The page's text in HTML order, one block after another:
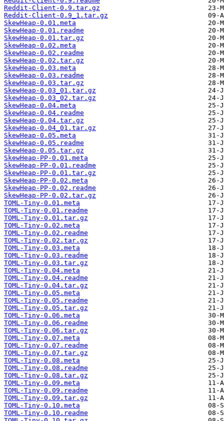
Reddit-Client-0.9.tar.gz
Reddit-Client-0.9_1.tar.gz
SkewHeap-0.01.meta
SkewHeap-0.01.readme
SkewHeap-0.01.tar.gz
SkewHeap-0.02.meta
SkewHeap-0.02.readme
SkewHeap-0.02.tar.gz
SkewHeap-0.03.meta
SkewHeap-0.03.readme
SkewHeap-0.03.tar.gz
SkewHeap-0.03_01.tar.gz
SkewHeap-0.03_02.tar.gz
SkewHeap-0.04.meta
SkewHeap-0.04.readme
SkewHeap-0.04.tar.gz
SkewHeap-0.04_01.tar.gz
SkewHeap-0.05.meta
SkewHeap-0.05.readme
SkewHeap-0.05.tar.gz
SkewHeap-PP-0.01.meta
SkewHeap-PP-0.01.readme
SkewHeap-PP-0.01.tar.gz
SkewHeap-PP-0.02.meta
SkewHeap-PP-0.02.readme
SkewHeap-PP-0.02.tar.gz
TOML-Tiny-0.01.meta
TOML-Tiny-0.01.readme
TOML-Tiny-0.01.tar.gz
TOML-Tiny-0.02.meta
TOML-Tiny-0.02.readme
TOML-Tiny-0.02.tar.gz
TOML-Tiny-0.03.meta
TOML-Tiny-0.03.readme
TOML-Tiny-0.03.tar.gz
TOML-Tiny-0.04.meta
TOML-Tiny-0.04.readme
TOML-Tiny-0.04.tar.gz
TOML-Tiny-0.05.meta
TOML-Tiny-0.05.readme
TOML-Tiny-0.05.tar.gz
TOML-Tiny-0.06.meta
TOML-Tiny-0.06.readme
TOML-Tiny-0.06.tar.gz
TOML-Tiny-0.07.meta
TOML-Tiny-0.07.readme
TOML-Tiny-0.07.tar.gz
TOML-Tiny-0.08.meta
TOML-Tiny-0.08.readme
TOML-Tiny-0.08.tar.gz
TOML-Tiny-0.09.meta
TOML-Tiny-0.09.readme
TOML-Tiny-0.09.tar.gz
TOML-Tiny-0.10.meta
TOML-Tiny-0.10.readme